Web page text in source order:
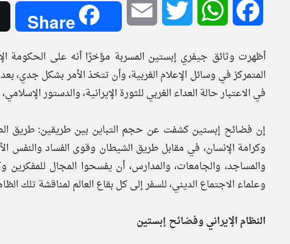
Facebook
WhatsApp
Twitter
Email
Share
أظهرت وثائق جيفري إبستين المسربة مؤخرًا أنه على الحكومة
المتمركز في وسائل الإعلام الغربية، وأن تتخذ الأمر بشكل جدي،
في الاعتبار حالة العداء الغربي للثورة الإيرانية، والدستور
إن فضائح إبستين كشفت عن حجم التباين بين طريقين: طريق
وكرامة الإنسان، في مقابل طريق الشيطان وقوى الفساد والنفس
والمساجد، والجامعات، والمدارس، أن يفسحوا المجال للمفكرين
وعلماء الاجتماع الديني، للسفر إلى كل بقاع العالم لمناقشة تلك
النظام الإيراني وفضائح إبستين